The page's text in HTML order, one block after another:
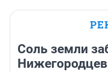
Соль земли